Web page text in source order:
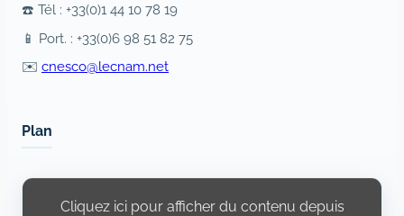
☎️ Tél : +33(0)1 44 10 78 19
📱 Port. : +33(0)6 98 51 82 75
✉️ cnesco@lecnam.net
Plan
Display
Cliquez ici pour afficher du contenu depuis